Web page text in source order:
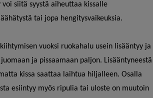
siitä syystä aiheuttaa kissalle
tai jopa hengitysvaikeuksia.
vuoksi ruokahalu usein lisääntyy ja
ja pissaamaan paljon. Lisääntyneestä
kissa saattaa laihtua hiljalleen. Osalla
esiintyy myös ripulia tai uloste on muutoin